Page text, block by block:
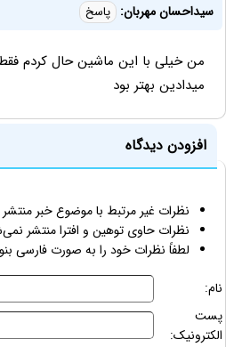
سیداحسان مهربان: پاسخ
من خیلی با این ماشین حال کردم
میدادین بهتر بود
افزودن دیدگاه
نظرات غیر مرتبط با موضوع خبر
نظرات حاوی توهین و افترا منتشر
لطفاً نظرات خود را به صورت فارسی
نام:
پست
الکترونیک: